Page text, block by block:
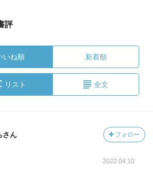
評
いね順 新着順
リスト 全文
さん フォロー
2022.04.10